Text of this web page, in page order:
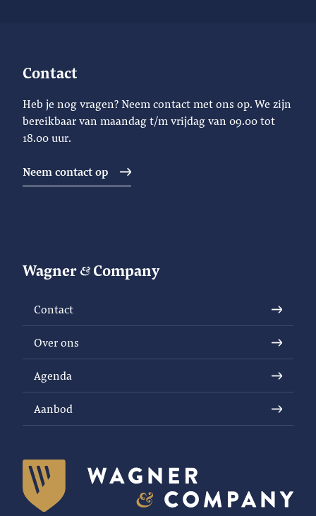
Contact
Heb je nog vragen? Neem contact met ons op. We zijn
bereikbaar van maandag t/m vrijdag van 09.00 tot
18.00 uur.
Neem contact op
Wagner Company
Contact
Over ons
Agenda
Aanbod